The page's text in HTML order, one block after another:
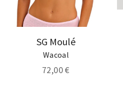
SG Moulé
Wacoal
72,00 €